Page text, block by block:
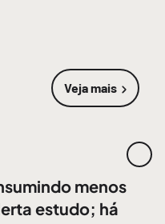
Veja mais
sobre
menos
estudo; há